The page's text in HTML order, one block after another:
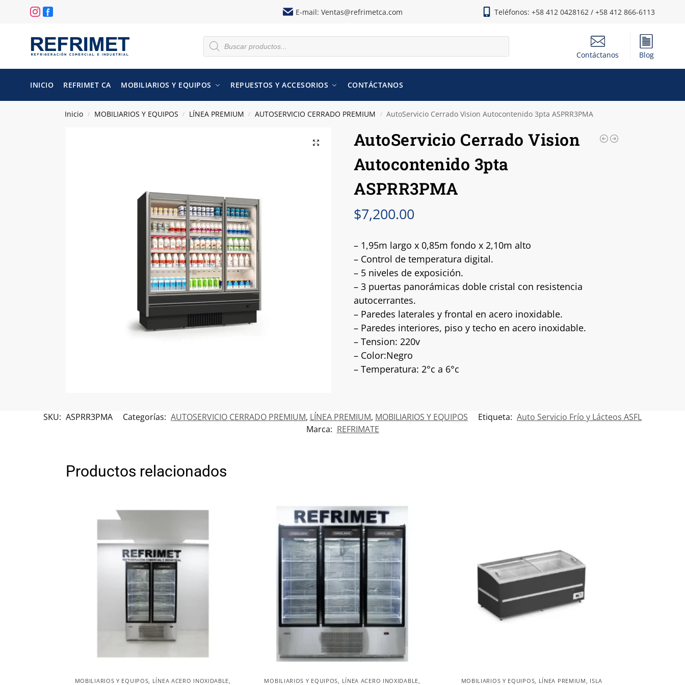
E-mail: Ventas@refrimetca.com Teléfonos: +58 412 0428162 / +58 412 866-6113
Contáctanos Blog
INICIO REFRIMET CA MOBILIARIOS Y EQUIPOS REPUESTOS Y ACCESORIOS CONTÁCTANOS
Inicio / MOBILIARIOS Y EQUIPOS / LÍNEA PREMIUM / AUTOSERVICIO CERRADO PREMIUM / AutoServicio Cerrado Vision Autocontenido 3pta ASPRR3PMA
AutoServicio Cerrado Vision
Autocontenido 3pta
ASPRR3PMA
$7,200.00
– 1,95m largo x 0,85m fondo x 2,10m alto
– Control de temperatura digital.
– 5 niveles de exposición.
– 3 puertas panorámicas doble cristal con resistencia
autocerrantes.
– Paredes laterales y frontal en acero inoxidable.
– Paredes interiores, piso y techo en acero inoxidable.
– Tension: 220v
– Color:Negro
– Temperatura: 2°c a 6°c
SKU: ASPRR3PMA Categorías: AUTOSERVICIO CERRADO PREMIUM, LÍNEA PREMIUM, MOBILIARIOS Y EQUIPOS Etiqueta: Auto Servicio Frío y Lácteos ASFL
Marca: REFRIMATE
Productos relacionados
MOBILIARIOS Y EQUIPOS, LÍNEA ACERO INOXIDABLE,
MOBILIARIOS Y EQUIPOS, LÍNEA ACERO INOXIDABLE,
MOBILIARIOS Y EQUIPOS, LÍNEA PREMIUM , ISLA